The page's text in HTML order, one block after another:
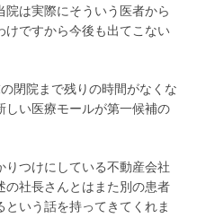
院は実際にそういう医者から
けですから今後も出てこない
閉院まで残りの時間がなくな
しい医療モールが第一候補の
つけにしている不動産会社
の社長さんとはまた別の患者
いう話を持ってきてくれま